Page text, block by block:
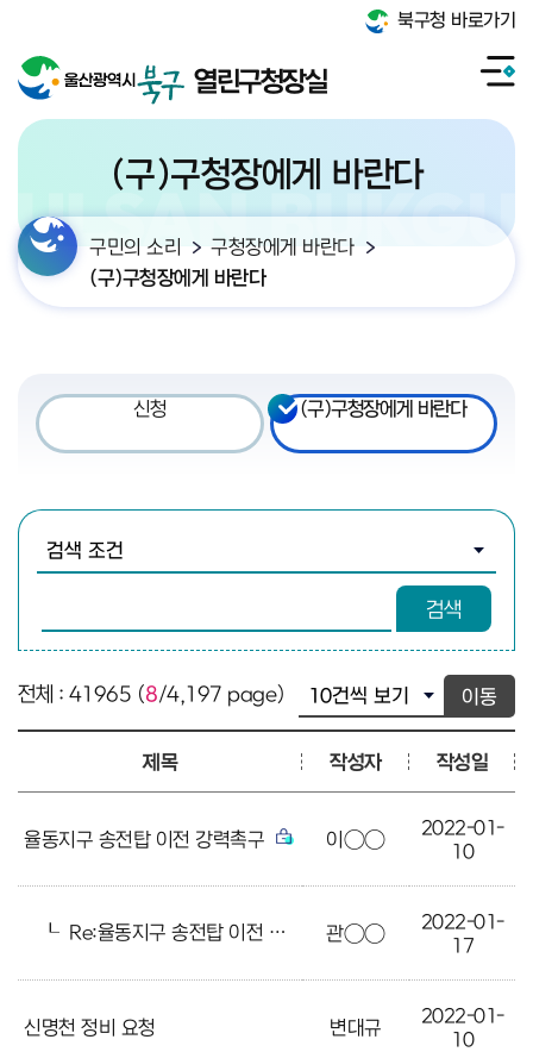
북구청 바로가기
열린구청장실
(구)구청장에게 바란다
구민의 소리
구청장에게 바란다
(구)구청장에게 바란다
신청 (구)구청장에게 바란다
검색
이동
전체 : 41965 (8/4,197 page)
제목 작성자 작성일
율동지구 송전탑 이전 강력촉구 이○○
2022-01-
10
┖ Re:율동지구 송전탑 이전 강력촉구 관○○
2022-01-
17
신명천 정비 요청 변대규
2022-01-
10